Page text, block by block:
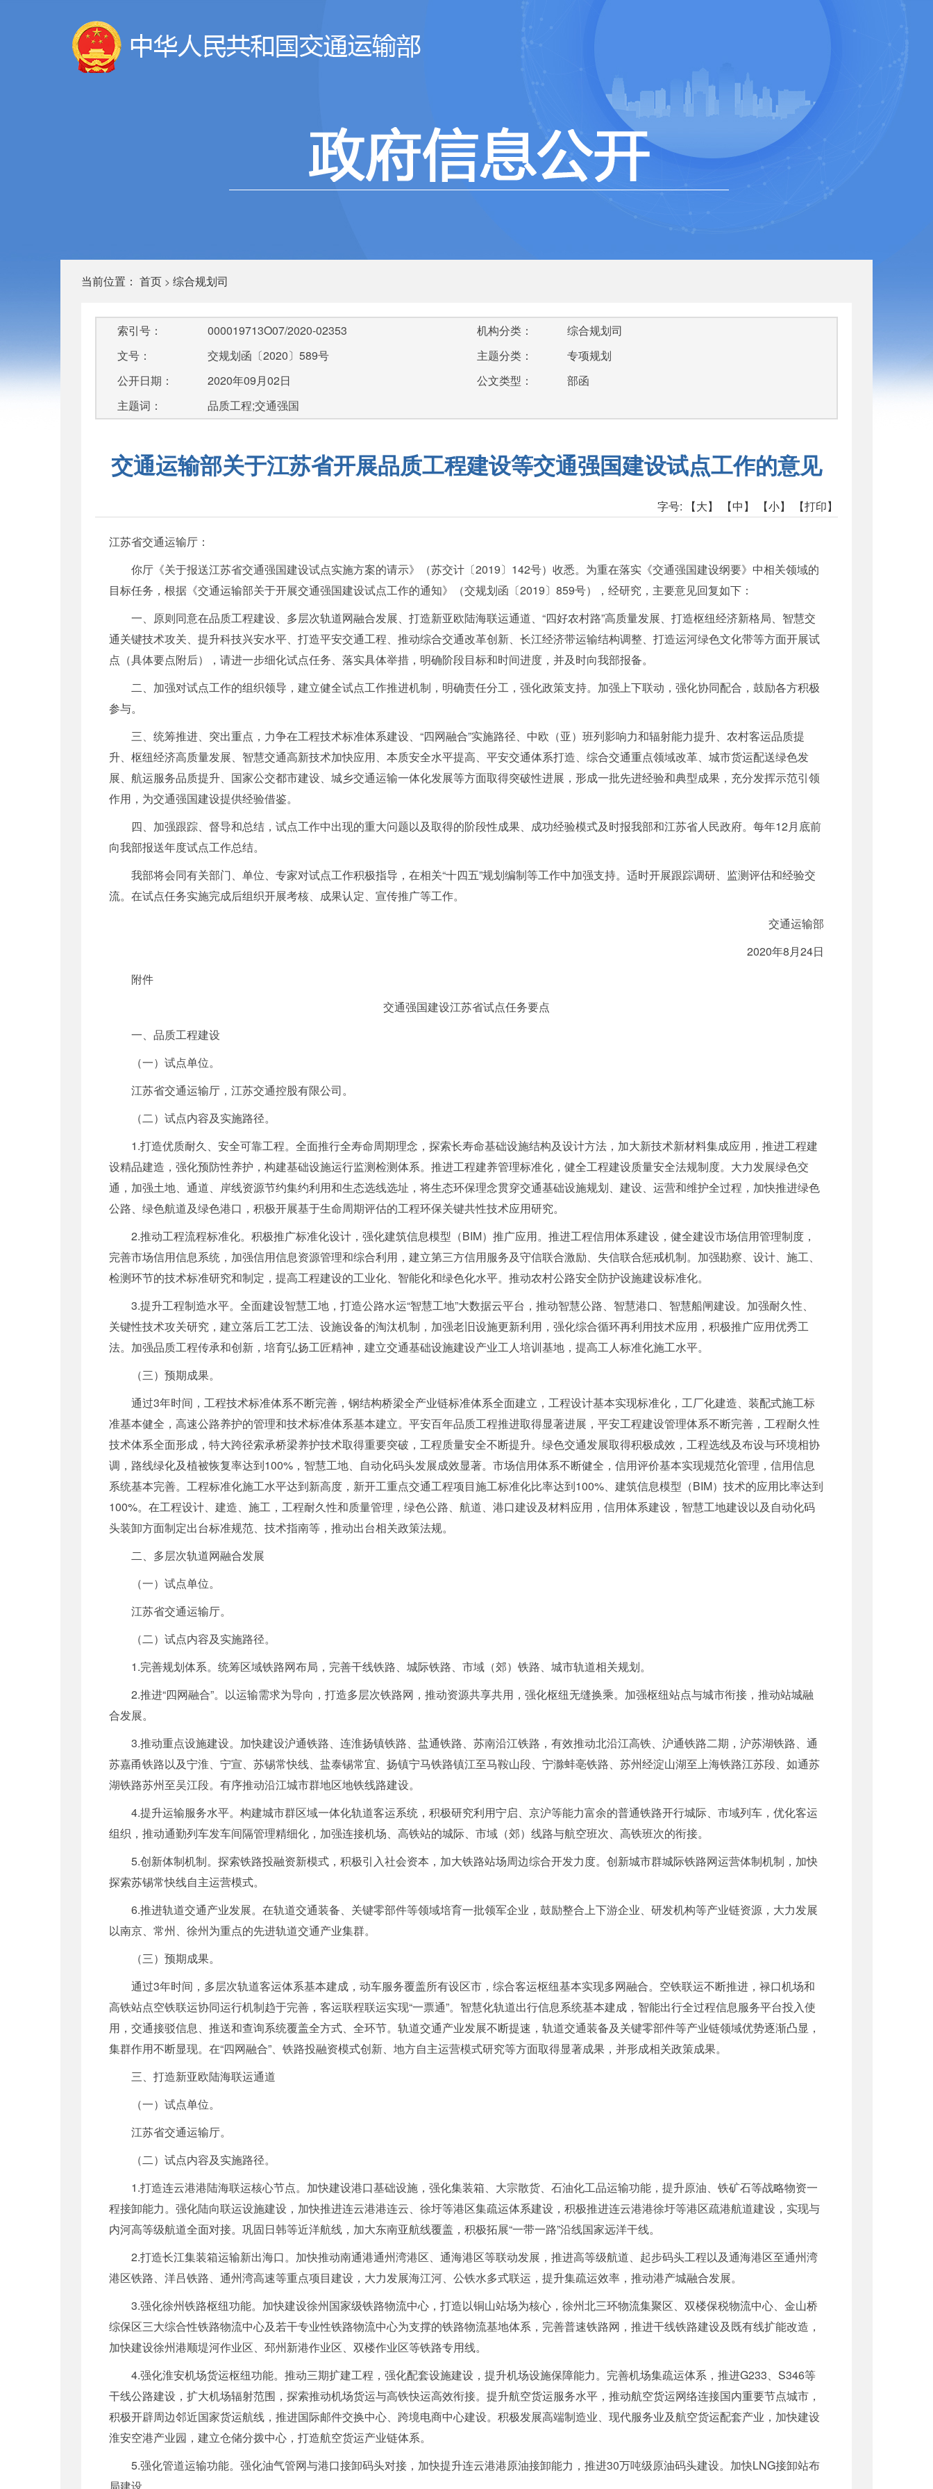
当前位置： 首页 > 综合规划司
索引号：
000019713O07/2020-02353
文号：
交规划函〔2020〕589号
公开日期：
2020年09月02日
主题词：
品质工程;交通强国
机构分类：
综合规划司
主题分类：
专项规划
公文类型：
部函
交通运输部关于江苏省开展品质工程建设等交通强国建设试点工作的意见
字号: 【大】 【中】 【小】 【打印】
江苏省交通运输厅：
你厅《关于报送江苏省交通强国建设试点实施方案的请示》（苏交计〔2019〕142号）收悉。为重在落实《交通强国建设纲要》中相关领域的
目标任务，根据《交通运输部关于开展交通强国建设试点工作的通知》（交规划函〔2019〕859号），经研究，主要意见回复如下：
一、原则同意在品质工程建设、多层次轨道网融合发展、打造新亚欧陆海联运通道、“四好农村路”高质量发展、打造枢纽经济新格局、智慧交
通关键技术攻关、提升科技兴安水平、打造平安交通工程、推动综合交通改革创新、长江经济带运输结构调整、打造运河绿色文化带等方面开展试
点（具体要点附后），请进一步细化试点任务、落实具体举措，明确阶段目标和时间进度，并及时向我部报备。
二、加强对试点工作的组织领导，建立健全试点工作推进机制，明确责任分工，强化政策支持。加强上下联动，强化协同配合，鼓励各方积极
参与。
三、统筹推进、突出重点，力争在工程技术标准体系建设、“四网融合”实施路径、中欧（亚）班列影响力和辐射能力提升、农村客运品质提
升、枢纽经济高质量发展、智慧交通高新技术加快应用、本质安全水平提高、平安交通体系打造、综合交通重点领域改革、城市货运配送绿色发
展、航运服务品质提升、国家公交都市建设、城乡交通运输一体化发展等方面取得突破性进展，形成一批先进经验和典型成果，充分发挥示范引领
作用，为交通强国建设提供经验借鉴。
四、加强跟踪、督导和总结，试点工作中出现的重大问题以及取得的阶段性成果、成功经验模式及时报我部和江苏省人民政府。每年12月底前
向我部报送年度试点工作总结。
我部将会同有关部门、单位、专家对试点工作积极指导，在相关“十四五”规划编制等工作中加强支持。适时开展跟踪调研、监测评估和经验交
流。在试点任务实施完成后组织开展考核、成果认定、宣传推广等工作。
交通运输部
2020年8月24日
附件
交通强国建设江苏省试点任务要点
一、品质工程建设
（一）试点单位。
江苏省交通运输厅，江苏交通控股有限公司。
（二）试点内容及实施路径。
1.打造优质耐久、安全可靠工程。全面推行全寿命周期理念，探索长寿命基础设施结构及设计方法，加大新技术新材料集成应用，推进工程建
设精品建造，强化预防性养护，构建基础设施运行监测检测体系。推进工程建养管理标准化，健全工程建设质量安全法规制度。大力发展绿色交
通，加强土地、通道、岸线资源节约集约利用和生态选线选址，将生态环保理念贯穿交通基础设施规划、建设、运营和维护全过程，加快推进绿色
公路、绿色航道及绿色港口，积极开展基于生命周期评估的工程环保关键共性技术应用研究。
2.推动工程流程标准化。积极推广标准化设计，强化建筑信息模型（BIM）推广应用。推进工程信用体系建设，健全建设市场信用管理制度，
完善市场信用信息系统，加强信用信息资源管理和综合利用，建立第三方信用服务及守信联合激励、失信联合惩戒机制。加强勘察、设计、施工、
检测环节的技术标准研究和制定，提高工程建设的工业化、智能化和绿色化水平。推动农村公路安全防护设施建设标准化。
3.提升工程制造水平。全面建设智慧工地，打造公路水运“智慧工地”大数据云平台，推动智慧公路、智慧港口、智慧船闸建设。加强耐久性、
关键性技术攻关研究，建立落后工艺工法、设施设备的淘汰机制，加强老旧设施更新利用，强化综合循环再利用技术应用，积极推广应用优秀工
法。加强品质工程传承和创新，培育弘扬工匠精神，建立交通基础设施建设产业工人培训基地，提高工人标准化施工水平。
（三）预期成果。
通过3年时间，工程技术标准体系不断完善，钢结构桥梁全产业链标准体系全面建立，工程设计基本实现标准化，工厂化建造、装配式施工标
准基本健全，高速公路养护的管理和技术标准体系基本建立。平安百年品质工程推进取得显著进展，平安工程建设管理体系不断完善，工程耐久性
技术体系全面形成，特大跨径索承桥梁养护技术取得重要突破，工程质量安全不断提升。绿色交通发展取得积极成效，工程选线及布设与环境相协
调，路线绿化及植被恢复率达到100%，智慧工地、自动化码头发展成效显著。市场信用体系不断健全，信用评价基本实现规范化管理，信用信息
系统基本完善。工程标准化施工水平达到新高度，新开工重点交通工程项目施工标准化比率达到100%、建筑信息模型（BIM）技术的应用比率达到
100%。在工程设计、建造、施工，工程耐久性和质量管理，绿色公路、航道、港口建设及材料应用，信用体系建设，智慧工地建设以及自动化码
头装卸方面制定出台标准规范、技术指南等，推动出台相关政策法规。
二、多层次轨道网融合发展
（一）试点单位。
江苏省交通运输厅。
（二）试点内容及实施路径。
1.完善规划体系。统筹区域铁路网布局，完善干线铁路、城际铁路、市域（郊）铁路、城市轨道相关规划。
2.推进“四网融合”。以运输需求为导向，打造多层次铁路网，推动资源共享共用，强化枢纽无缝换乘。加强枢纽站点与城市衔接，推动站城融
合发展。
3.推动重点设施建设。加快建设沪通铁路、连淮扬镇铁路、盐通铁路、苏南沿江铁路，有效推动北沿江高铁、沪通铁路二期，沪苏湖铁路、通
苏嘉甬铁路以及宁淮、宁宣、苏锡常快线、盐泰锡常宜、扬镇宁马铁路镇江至马鞍山段、宁滁蚌亳铁路、苏州经淀山湖至上海铁路江苏段、如通苏
湖铁路苏州至吴江段。有序推动沿江城市群地区地铁线路建设。
4.提升运输服务水平。构建城市群区域一体化轨道客运系统，积极研究利用宁启、京沪等能力富余的普通铁路开行城际、市域列车，优化客运
组织，推动通勤列车发车间隔管理精细化，加强连接机场、高铁站的城际、市域（郊）线路与航空班次、高铁班次的衔接。
5.创新体制机制。探索铁路投融资新模式，积极引入社会资本，加大铁路站场周边综合开发力度。创新城市群城际铁路网运营体制机制，加快
探索苏锡常快线自主运营模式。
6.推进轨道交通产业发展。在轨道交通装备、关键零部件等领域培育一批领军企业，鼓励整合上下游企业、研发机构等产业链资源，大力发展
以南京、常州、徐州为重点的先进轨道交通产业集群。
（三）预期成果。
通过3年时间，多层次轨道客运体系基本建成，动车服务覆盖所有设区市，综合客运枢纽基本实现多网融合。空铁联运不断推进，禄口机场和
高铁站点空铁联运协同运行机制趋于完善，客运联程联运实现“一票通”。智慧化轨道出行信息系统基本建成，智能出行全过程信息服务平台投入使
用，交通接驳信息、推送和查询系统覆盖全方式、全环节。轨道交通产业发展不断提速，轨道交通装备及关键零部件等产业链领域优势逐渐凸显，
集群作用不断显现。在“四网融合”、铁路投融资模式创新、地方自主运营模式研究等方面取得显著成果，并形成相关政策成果。
三、打造新亚欧陆海联运通道
（一）试点单位。
江苏省交通运输厅。
（二）试点内容及实施路径。
1.打造连云港港陆海联运核心节点。加快建设港口基础设施，强化集装箱、大宗散货、石油化工品运输功能，提升原油、铁矿石等战略物资一
程接卸能力。强化陆向联运设施建设，加快推进连云港港连云、徐圩等港区集疏运体系建设，积极推进连云港港徐圩等港区疏港航道建设，实现与
内河高等级航道全面对接。巩固日韩等近洋航线，加大东南亚航线覆盖，积极拓展“一带一路”沿线国家远洋干线。
2.打造长江集装箱运输新出海口。加快推动南通港通州湾港区、通海港区等联动发展，推进高等级航道、起步码头工程以及通海港区至通州湾
港区铁路、洋吕铁路、通州湾高速等重点项目建设，大力发展海江河、公铁水多式联运，提升集疏运效率，推动港产城融合发展。
3.强化徐州铁路枢纽功能。加快建设徐州国家级铁路物流中心，打造以铜山站场为核心，徐州北三环物流集聚区、双楼保税物流中心、金山桥
综保区三大综合性铁路物流中心及若干专业性铁路物流中心为支撑的铁路物流基地体系，完善普速铁路网，推进干线铁路建设及既有线扩能改造，
加快建设徐州港顺堤河作业区、邳州新港作业区、双楼作业区等铁路专用线。
4.强化淮安机场货运枢纽功能。推动三期扩建工程，强化配套设施建设，提升机场设施保障能力。完善机场集疏运体系，推进G233、S346等
干线公路建设，扩大机场辐射范围，探索推动机场货运与高铁快运高效衔接。提升航空货运服务水平，推动航空货运网络连接国内重要节点城市，
积极开辟周边邻近国家货运航线，推进国际邮件交换中心、跨境电商中心建设。积极发展高端制造业、现代服务业及航空货运配套产业，加快建设
淮安空港产业园，建立仓储分拨中心，打造航空货运产业链体系。
5.强化管道运输功能。强化油气管网与港口接卸码头对接，加快提升连云港港原油接卸能力，推进30万吨级原油码头建设。加快LNG接卸站布
局建设。